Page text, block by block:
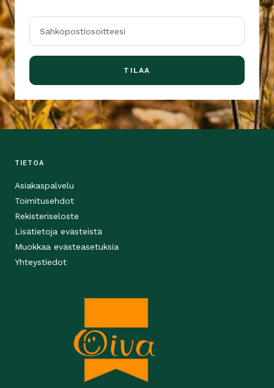
Sähköpostiosoitteesi
TILAA
TIETOA
Asiakaspalvelu
Toimitusehdot
Rekisteriseloste
Lisätietoja evästeistä
Muokkaa evästeasetuksia
Yhteystiedot